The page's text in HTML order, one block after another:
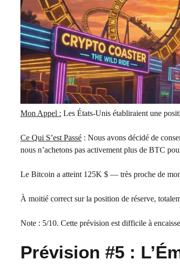
Mon Appel : Les États-Unis établiraient une
Ce Qui S’est Passé : Nous avons décidé de
nous n’achetons pas activement plus de BTC
Le Bitcoin a atteint 125K $ — très proche de
À moitié correct sur la position de réserve,
Note : 5/10. Cette prévision est difficile à
Prévision #5 :